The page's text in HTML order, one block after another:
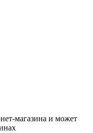
магазина и может